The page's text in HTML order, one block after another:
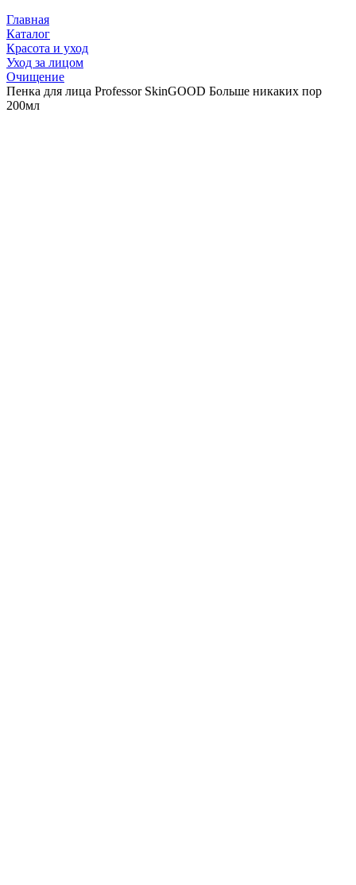
Главная
Каталог
Красота и уход
Уход за лицом
Очищение
Пенка для лица Professor SkinGOOD Больше никаких пор
200мл